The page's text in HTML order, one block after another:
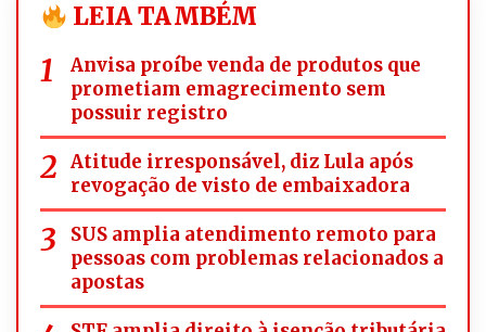
LEIA TAMBÉM
Anvisa proíbe venda de produtos que
prometiam emagrecimento sem
possuir registro
Atitude irresponsável, diz Lula após
revogação de visto de embaixadora
SUS amplia atendimento remoto para
pessoas com problemas relacionados a
apostas